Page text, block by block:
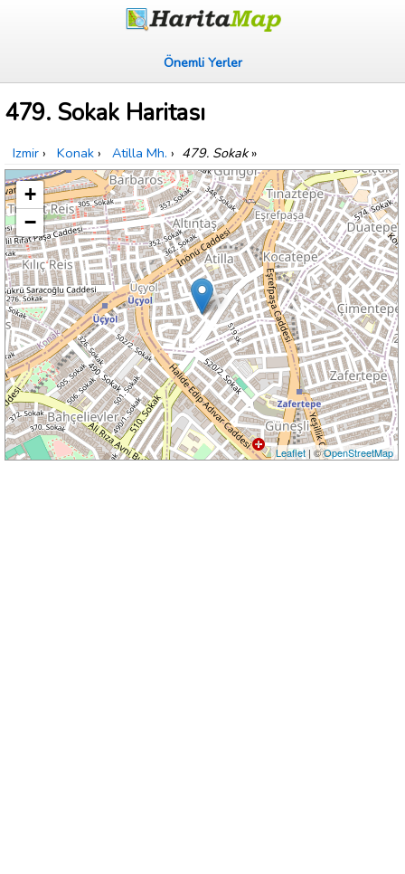
Önemli Yerler
479. Sokak Haritası
Izmir › Konak › Atilla Mh. › 479. Sokak»
+
−
Leaflet| ©OpenStreetMap